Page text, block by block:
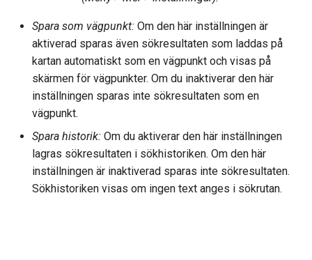
Spara som vägpunkt: Om den här inställningen är
aktiverad sparas även sökresultaten som laddas på
kartan automatiskt som en vägpunkt och visas på
skärmen för vägpunkter. Om du inaktiverar den här
inställningen sparas inte sökresultaten som en
vägpunkt.
Spara historik: Om du aktiverar den här inställningen
lagras sökresultaten i sökhistoriken. Om den här
inställningen är inaktiverad sparas inte sökresultaten.
Sökhistoriken visas om ingen text anges i sökrutan.